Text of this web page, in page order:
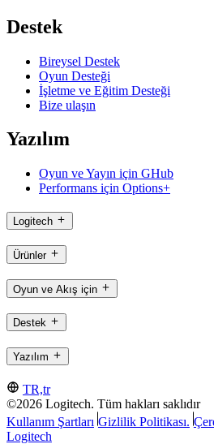
Destek
Bireysel Destek
Oyun Desteği
İşletme ve Eğitim Desteği
Bize ulaşın
Yazılım
Oyun ve Yayın için GHub
Performans için Options+
Logitech
Ürünler
Oyun ve Akış için
Destek
Yazılım
TR,tr
©2026 Logitech. Tüm hakları saklıdır
Kullanım Şartları Gizlilik Politikası.
Logitech